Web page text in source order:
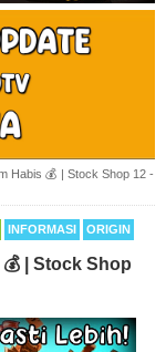
Habis 💰 | Stock Shop 12 -
INFORMASI ORIGIN
| Stock Shop